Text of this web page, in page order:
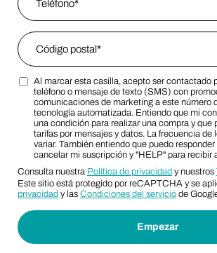
Zip Code
Zip Code
Marketing SMS Consent Terms
Al marcar esta casilla, acepto ser contactado
teléfono o mensaje de texto (SMS) con
comunicaciones de marketing a este número
tecnología automatizada. Entiendo que mi
una condición para realizar una compra y que
tarifas por mensajes y datos. La frecuencia de
variar. También entiendo que puedo
cancelar mi suscripción y "HELP" para recibir
Consulta nuestra Política de privacidad y nuestros
Este sitio está protegido por reCAPTCHA y se
privacidad y las Condiciones del servicio de